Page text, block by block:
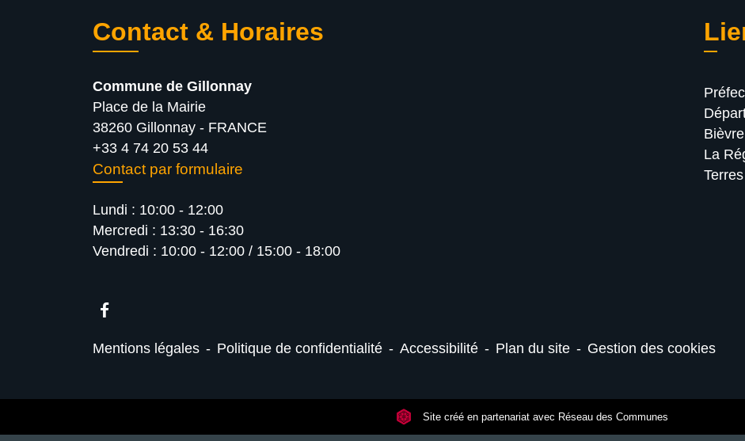
Contact & Horaires
Commune de Gillonnay
Place de la Mairie
38260 Gillonnay - FRANCE
+33 4 74 20 53 44
Contact par formulaire
Lundi : 10:00 - 12:00
Mercredi : 13:30 - 16:30
Vendredi : 10:00 - 12:00 / 15:00 - 18:00
La
Mentions légales - Politique de confidentialité - Accessibilité - Plan du site - Gestion des cookies
Site créé en partenariat avec Réseau des Communes